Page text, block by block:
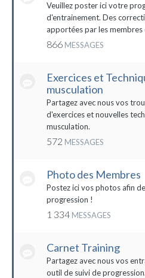
Veuillez poster ici votre
d'entrainement. Des
apportées par les membres
866 MESSAGES
Exercices et
musculation
Partagez avec nous vos
d'exercices et nouvelles
musculation.
572 MESSAGES
Photo des Membres
Postez ici vos photos afin
progression !
1 334 MESSAGES
Carnet Training
Partagez avec nous vos
outil de suivi de progression.